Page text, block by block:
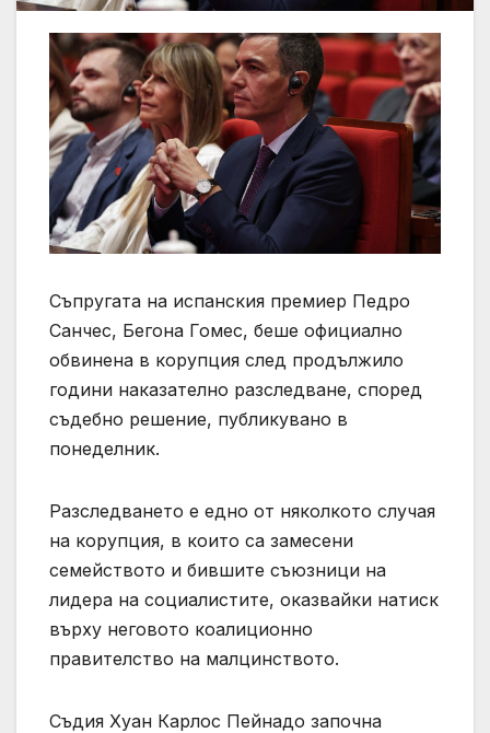
Съпругата на испанския премиер Педро
Санчес, Бегона Гомес, беше официално
обвинена в корупция след продължило
години наказателно разследване, според
съдебно решение, публикувано в
понеделник.
Разследването е едно от няколкото случая
на корупция, в които са замесени
семейството и бившите съюзници на
лидера на социалистите, оказвайки натиск
върху неговото коалиционно
правителство на малцинството.
Съдия Хуан Карлос Пейнадо започна